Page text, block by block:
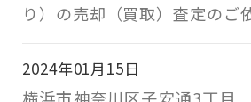
り）の売却（買取）査定のご
2024年01月15日